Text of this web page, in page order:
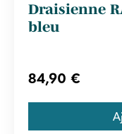
Draisienne
bleu
84,90 €